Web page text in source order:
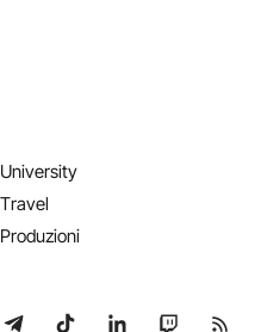
University
Travel
Produzioni
su WhatsApp
Seguici su Telegram
Seguici su TikTok
Seguici su
Seguici